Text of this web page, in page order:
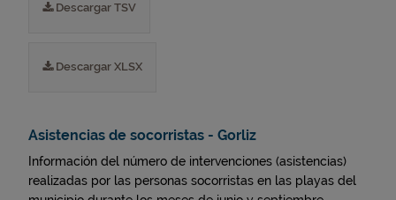
Descargar TSV
Descargar XLSX
Asistencias de socorristas - Gorliz
Información del número de intervenciones (asistencias)
realizadas por las personas socorristas en las playas del